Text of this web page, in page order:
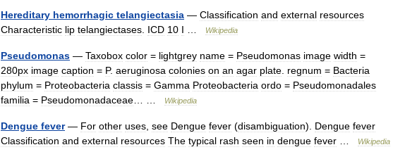
Hereditary hemorrhagic telangiectasia — Classification and external resources
Characteristic lip telangiectases ICD 10 I Wikipedia
Pseudomonas — Taxobox color = lightgrey name = Pseudomonas image width =
280px image caption = P. aeruginosa colonies on an agar plate regnum = Bacteria
phylum = Proteobacteria classis = Gamma Proteobacteria ordo = Pseudomonadales
familia = Pseudomonadaceae Wikipedia
Dengue fever— For other uses see Dengue fever (disambiguation). Dengue fever
Classification and external resources The typical rash seen in dengue fever Wikipedia